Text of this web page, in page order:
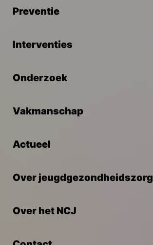
Preventie
Interventies
Onderzoek
Vakmanschap
Actueel
Over jeugdgezondheidszorg
Over het NCJ